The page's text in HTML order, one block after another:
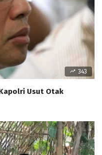
343
Usut Otak